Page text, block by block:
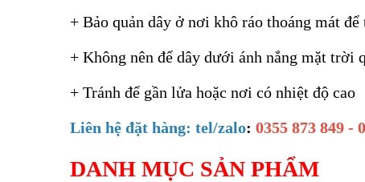
+ Bảo quản dây ở nơi khô ráo thoáng mát
+ Không nên để dây dưới ánh nắng mặt trời
+ Tránh để gần lửa hoặc nơi có nhiệt độ cao
Liên hệ đặt hàng: tel/zalo: 0355 873 849 -
DANH MỤC SẢN PHẨM